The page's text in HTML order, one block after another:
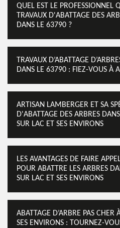
QUEL EST LE PROFESSIONNEL
TRAVAUX D'ABATTAGE DES
DANS LE 63790 ?
TRAVAUX D’ABATTAGE
DANS LE 63790 : FIEZ-VOUS À
ARTISAN LAMBERGER ET SA
D'ABATTAGE DES ARBRES
SUR LAC ET SES ENVIRONS
LES AVANTAGES DE FAIRE
POUR ABATTRE LES ARBRES
SUR LAC ET SES ENVIRONS
ABATTAGE D’ARBRE PAS
SES ENVIRONS : TOURNEZ-